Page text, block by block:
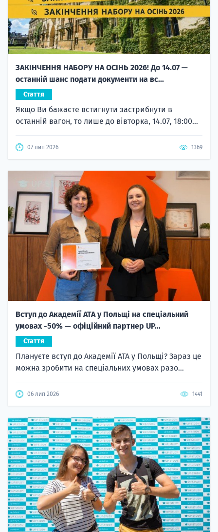
ЗАКІНЧЕННЯ НАБОРУ НА ОСІНЬ 2026! До 14.07 —
останній шанс подати документи на вс...
Стаття
Якщо Ви бажаєте встигнути застрибнути в
останній вагон, то лише до вівторка, 14.07, 18:00...
07 лип 2026 1369
Вступ до Академії ATA у Польщі на спеціальний
умовах -50% — офіційний партнер UP...
Стаття
Плануєте вступ до Академії ATA у Польщі? Зараз це
можна зробити на спеціальних умовах разо...
06 лип 2026 1441